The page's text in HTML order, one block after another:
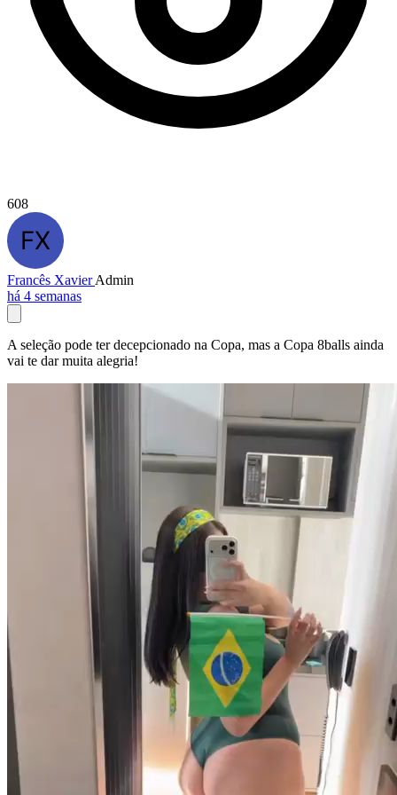
608
Francês XavierAdmin
há 4 semanas
A seleção pode ter decepcionado na Copa, mas a Copa 8balls ainda
vai te dar muita alegria!